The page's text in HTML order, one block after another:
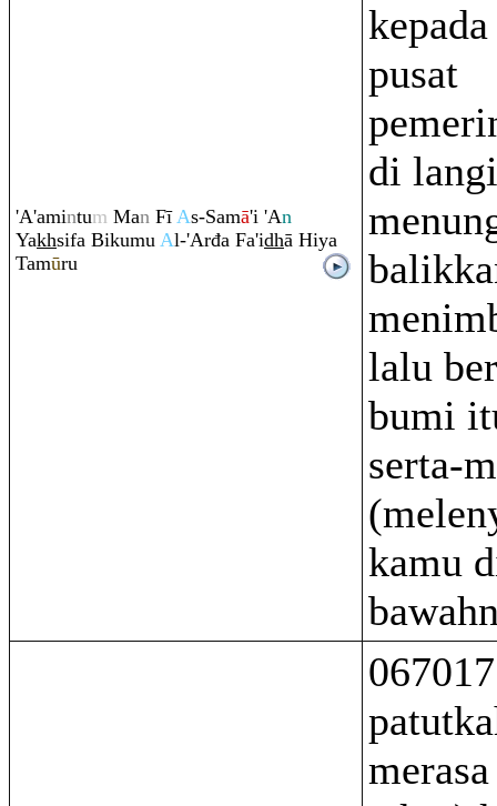
'A'amintum Man FīAs-Samā'i 'An
Yakhsifa Bikumu Al-'Arđa Fa'idhā Hiya
Tamūru
pusat
di
lalu
bumi
serta-
kamu